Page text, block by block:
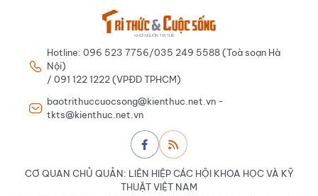
Hotline: 096 523 7756/035 249 5588 (Toà soạn Hà
Nội)
/ 091 122 1222 (VPĐD TPHCM)
baotrithuccuocsong@kienthuc.net.vn -
tkts@kienthuc.net.vn
CƠ QUAN CHỦ QUẢN: LIÊN HIỆP CÁC HỘI KHOA HỌC VÀ KỸ
THUẬT VIỆT NAM